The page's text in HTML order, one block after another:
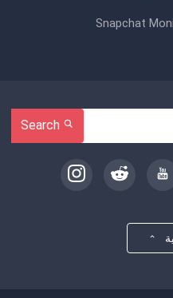
Snapchat